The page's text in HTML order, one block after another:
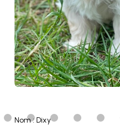
Nom : Dixy